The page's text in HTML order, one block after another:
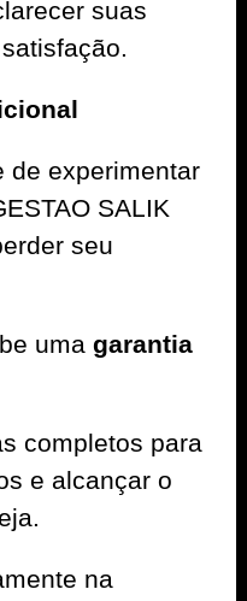
suas
de experimentar
SALIK
seu
uma garantia
completos para
e alcançar o
na